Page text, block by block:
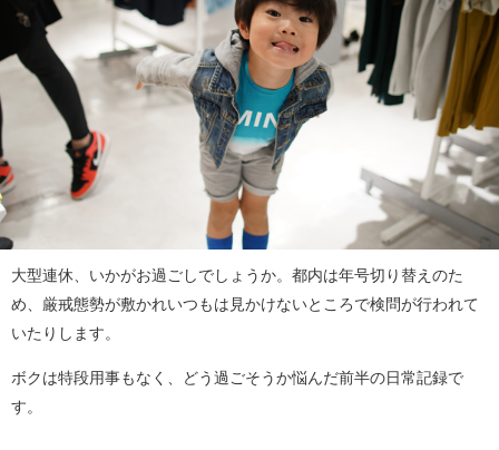
大型連休、いかがお過ごしでしょうか。都内は年号切り替えのた
め、厳戒態勢が敷かれいつもは見かけないところで検問が行われて
いたりします。
ボクは特段用事もなく、どう過ごそうか悩んだ前半の日常記録で
す。